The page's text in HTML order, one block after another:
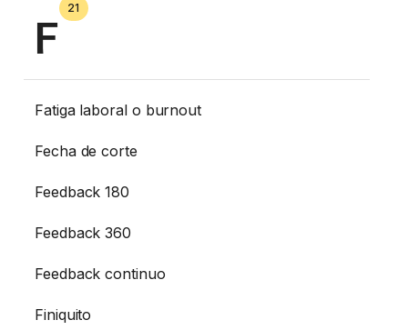
F
21
Fatiga laboral o burnout
Fecha de corte
Feedback 180
Feedback 360
Feedback continuo
Finiquito